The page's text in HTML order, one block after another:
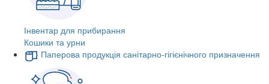
Інвентар для прибирання
Кошики та урни
Паперова продукція санітарно-гігієнічного призначення